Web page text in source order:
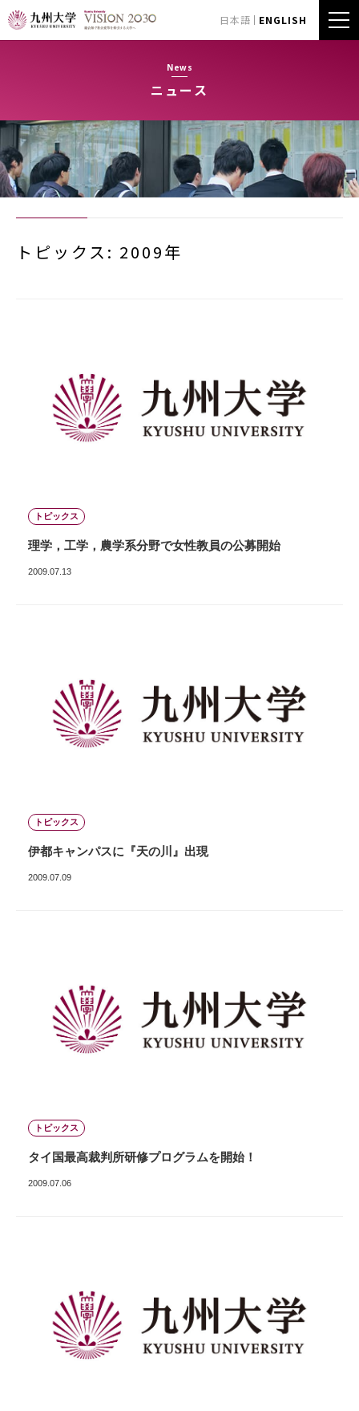
日本語 ENGLISH
News
ニュース
トピックス: 2009年
トピックス
理学，工学，農学系分野で女性教員の公募開始
2009.07.13
トピックス
伊都キャンパスに『天の川』出現
2009.07.09
トピックス
タイ国最高裁判所研修プログラムを開始！
2009.07.06